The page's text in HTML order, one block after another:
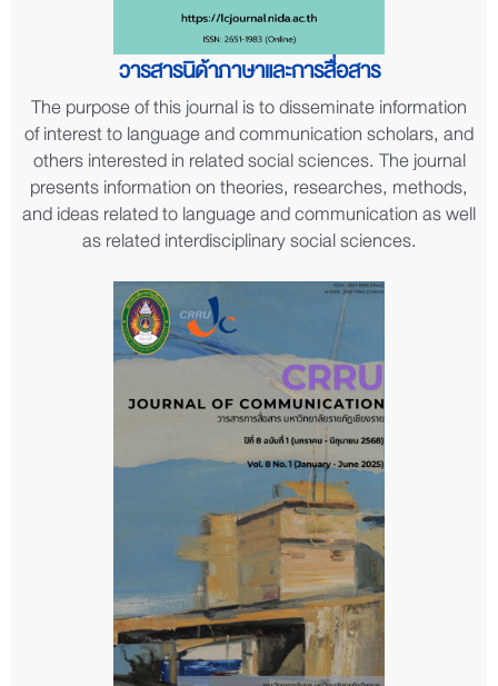
วารสารนิด้าภาษาและการสื่อสาร
The purpose of this journal is to disseminate information
of interest to language and communication scholars, and
others interested in related social sciences. The journal
presents information on theories, researches, methods,
and ideas related to language and communication as well
as related interdisciplinary social sciences.